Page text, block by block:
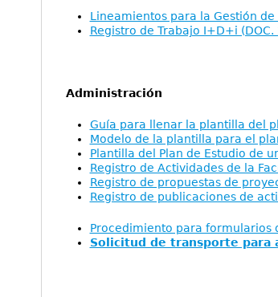
Lineamientos para la Gestión de
Registro de Trabajo I+D+i (DOC.
Administración
Guía para llenar la plantilla del
Modelo de la plantilla para el
Plantilla del Plan de Estudio de
Registro de Actividades de la
Registro de propuestas de
Registro de publicaciones de
Procedimiento para formularios
Solicitud de transporte para